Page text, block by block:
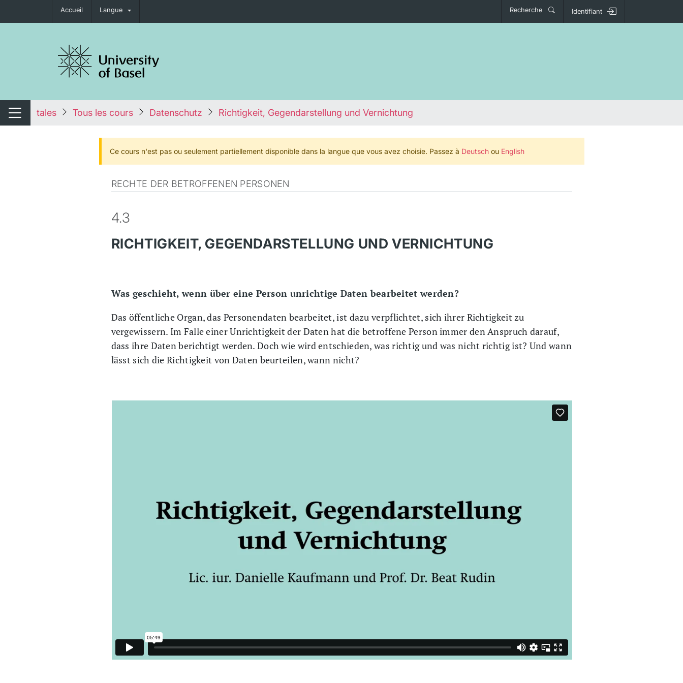
Accueil Langue Recherche Identifiant
de navigation
Changer de navigation
tales Tous les cours Datenschutz Richtigkeit, Gegendarstellung und Vernichtung
Ce cours n'est pas ou seulement partiellement disponible dans la langue que vous avez choisie. Passez à Deutschou English
RECHTE DER BETROFFENEN PERSONEN
4.3
RICHTIGKEIT, GEGENDARSTELLUNG UND VERNICHTUNG
Was geschieht, wenn über eine Person unrichtige Daten bearbeitet werden?
Das öffentliche Organ, das Personendaten bearbeitet, ist dazu verpflichtet, sich ihrer Richtigkeit zu
vergewissern. Im Falle einer Unrichtigkeit der Daten hat die betroffene Person immer den Anspruch darauf,
dass ihre Daten berichtigt werden. Doch wie wird entschieden, was richtig und was nicht richtig ist? Und wann
lässt sich die Richtigkeit von Daten beurteilen, wann nicht?